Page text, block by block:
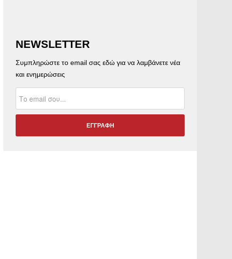
NEWSLETTER
Συμπληρώστε το email σας εδώ για να λαμβάνετε νέα
και ενημερώσεις